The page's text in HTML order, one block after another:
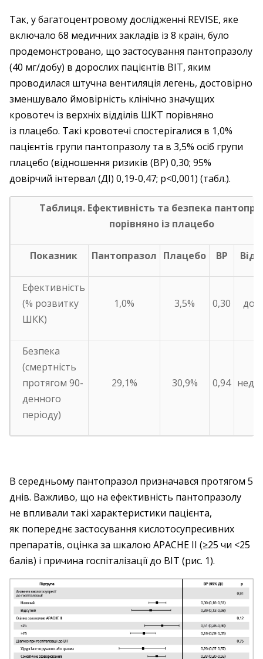
Так, у багатоцентровому дослідженні REVISE, яке
включало 68 медичних закладів із 8 країн, було
продемонстровано, що застосування пантопразолу
(40 мг/добу) в дорослих пацієнтів ВІТ, яким
проводилася штучна вентиляція легень, достовірно
зменшувало ймовірність клінічно значущих
кровотеч із верхніх відділів ШКТ порівняно
із плацебо. Такі кровотечі спостерігалися в 1,0%
пацієнтів групи пантопразолу та в 3,5% осіб групи
плацебо (відношення ризиків (ВР) 0,30; 95%
довірчий інтервал (ДІ) 0,19-0,47; р<0,001) (табл.).
Таблиця. Ефективність та безпека
порівняно із плацебо
Показник Пантопразол Плацебо ВР
Ефективність
(% розвитку
ШКК)
1,0% 3,5% 0,30
Безпека
(смертність
протягом 90-
денного
періоду)
29,1% 30,9% 0,94
В середньому пантопразол призначався протягом 5
днів. Важливо, що на ефективність пантопразолу
не впливали такі характеристики пацієнта,
як попереднє застосування кислотосупресивних
препаратів, оцінка за шкалою APACHE II (≥25 чи <25
балів) і причина госпіталізації до ВІТ (рис. 1).